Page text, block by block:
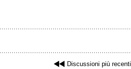
Discussioni più recenti